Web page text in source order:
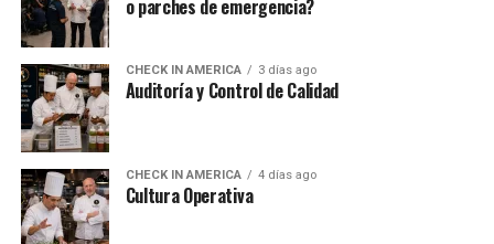
o parches de emergencia?
CHECK IN AMERICA 3 días ago
Auditoría y Control de Calidad
CHECK IN AMERICA 4 días ago
Cultura Operativa